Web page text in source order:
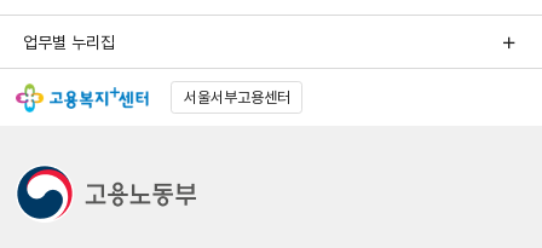
업무별 누리집
서울서부고용센터